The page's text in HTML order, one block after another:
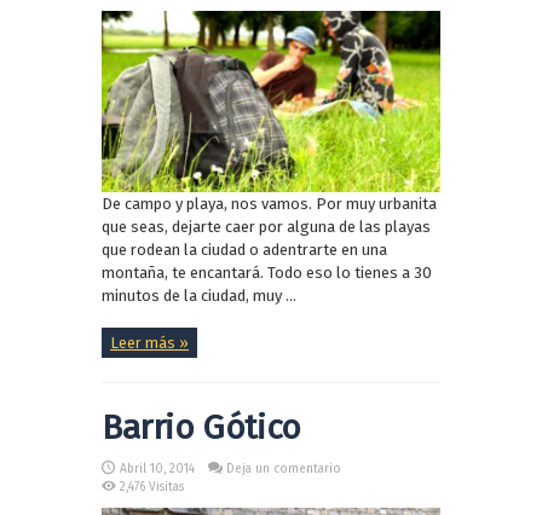
De campo y playa, nos vamos. Por muy urbanita
que seas, dejarte caer por alguna de las playas
que rodean la ciudad o adentrarte en una
montaña, te encantará. Todo eso lo tienes a 30
minutos de la ciudad, muy ...
Leer más »
Barrio Gótico
Abril 10, 2014
Deja un comentario
2,476 Visitas